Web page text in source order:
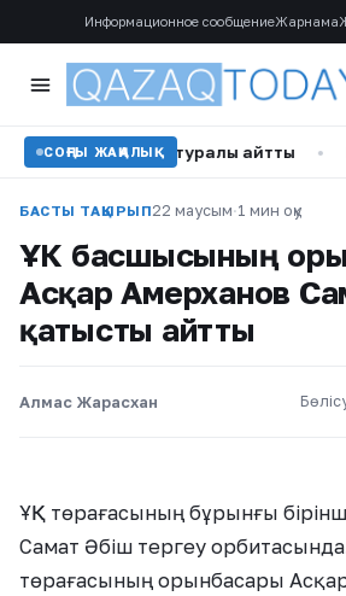
Информационное сообщениеЖарнама
СОҢҒЫ ЖАҢАЛЫҚ
жеке өмірі туралы айтты •
БАСТЫ ТАҚЫРЫП22 маусым·1 мин оқу
ҰҚК басшысының
Асқар Амерханов
қатысты айтты
Алмас Жарасхан
ҰҚК төрағасының бұрынғы
Самат Әбіш тергеу
төрағасының орынбасары